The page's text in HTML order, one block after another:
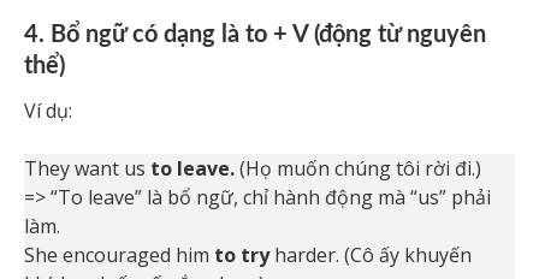
4. Bổ ngữ có dạng là to + V (động từ nguyên
thể)
Ví dụ:
They want us to leave.(Họ muốn chúng tôi rời đi.)
=> “To leave” là bổ ngữ, chỉ hành động mà “us” phải
làm.
She encouraged him to tryharder. (Cô ấy khuyến